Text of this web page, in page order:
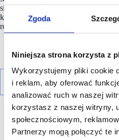
Zgoda
Niniejsza strona korzysta z
Wykorzystujemy pliki cookie
i reklam, aby oferować
analizować ruch w naszej
korzystasz z naszej witryny,
społecznościowym,
Partnerzy mogą połączyć te
silnym graczem naUkrainie. Firma
kolejnej ekspansji zagranicznej ani
rozważa ponowny powrót na polski
R E K L A